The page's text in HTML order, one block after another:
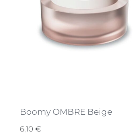
Boomy OMBRE Beige
6,10€